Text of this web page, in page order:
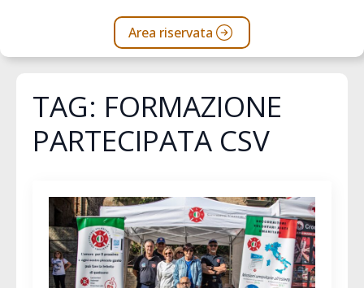
Area riservata
TAG: FORMAZIONE
PARTECIPATA CSV